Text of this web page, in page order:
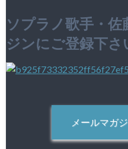
ソプラノ歌手・
ジンにご登録下さ
メールマガ